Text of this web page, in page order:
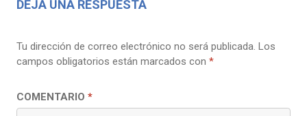
DEJA UNA RESPUESTA
Tu dirección de correo electrónico no será publicada. Los
campos obligatorios están marcados con *
COMENTARIO *